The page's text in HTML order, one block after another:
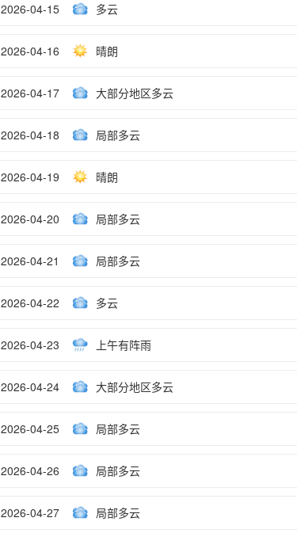
2026-04-15 多云
2026-04-16 晴朗
2026-04-17 大部分地区多云
2026-04-18 局部多云
2026-04-19 晴朗
2026-04-20 局部多云
2026-04-21 局部多云
2026-04-22 多云
2026-04-23 上午有阵雨
2026-04-24 大部分地区多云
2026-04-25 局部多云
2026-04-26 局部多云
2026-04-27 局部多云